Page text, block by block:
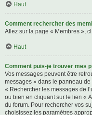
Haut
Comment rechercher des
Allez sur la page « Membres »,
Haut
Comment puis-je trouver mes
Vos messages peuvent être
messages » dans le panneau
« Rechercher les messages de
ou bien en cliquant sur le lien «
du forum. Pour rechercher vos
choisissez les paramètres